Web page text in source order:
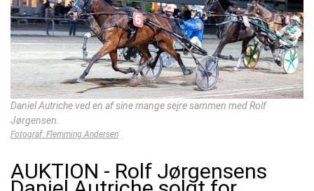
Daniel Autriche ved en af sine mange sejre sammen med Rolf
Jørgensen.
Fotograf: Flemming Andersen
AUKTION - Rolf Jørgensens